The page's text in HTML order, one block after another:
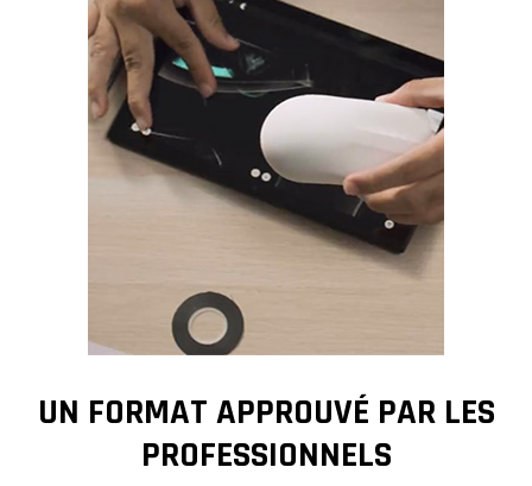
UN FORMAT APPROUVÉ PAR LES
PROFESSIONNELS